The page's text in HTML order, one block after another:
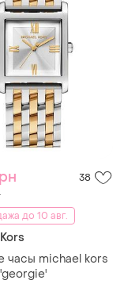
38
до 10 авг.
часы michael kors